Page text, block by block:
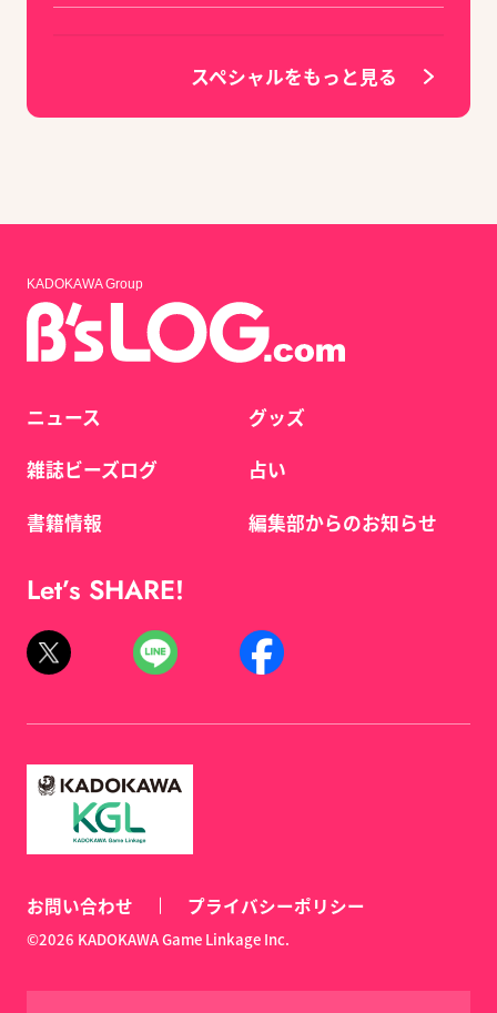
スペシャルをもっと見る
KADOKAWA Group
ニュース
雑誌ビーズログ
書籍情報
グッズ
占い
編集部からのお知らせ
Let’s SHARE!
お問い合わせ プライバシーポリシー
©2026 KADOKAWA Game Linkage Inc.